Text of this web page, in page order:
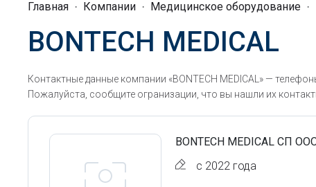
Главная Компании Медицинское оборудование
BONTECH MEDICAL
Контактные данные компании «BONTECH MEDICAL» —
Пожалуйста, сообщите огранизации, что вы нашли их
BONTECH MEDICAL СП
с 2022 года